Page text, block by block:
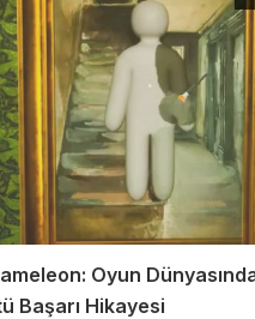
Oyun
Başarı Hikayesi